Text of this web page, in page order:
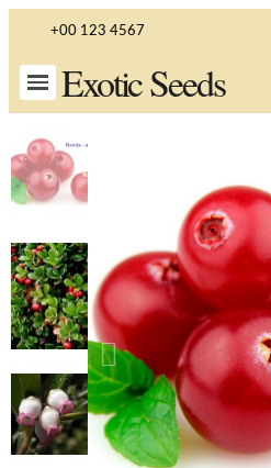
+00 123 4567
Exotic Seeds